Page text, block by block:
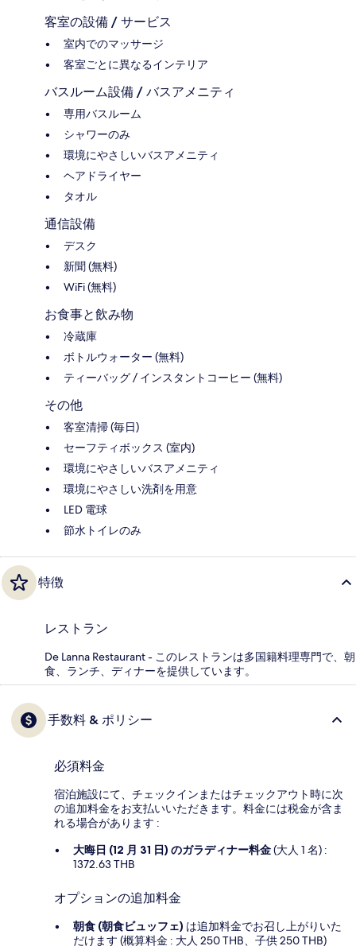
客室の設備 / サービス
室内でのマッサージ
客室ごとに異なるインテリア
バスルーム設備 / バスアメニティ
専用バスルーム
シャワーのみ
環境にやさしいバスアメニティ
ヘアドライヤー
タオル
通信設備
デスク
新聞 (無料)
WiFi (無料)
お食事と飲み物
冷蔵庫
ボトルウォーター (無料)
ティーバッグ / インスタントコーヒー (無料)
その他
客室清掃 (毎日)
セーフティボックス (室内)
環境にやさしいバスアメニティ
環境にやさしい洗剤を用意
LED 電球
節水トイレのみ
特徴
レストラン
De Lanna Restaurant - このレストランは多国籍料理専門で、朝
食、ランチ、ディナーを提供しています。
手数料 & ポリシー
必須料金
宿泊施設にて、チェックインまたはチェックアウト時に次
の追加料金をお支払いいただきます。料金には税金が含ま
れる場合があります :
大晦日 (12 月 31 日) のガラディナー料金(大人 1 名) :
1372.63 THB
オプションの追加料金
朝食 (朝食ビュッフェ) は追加料金でお召し上がりいた
だけます (概算料金 : 大人 250 THB、子供 250 THB)